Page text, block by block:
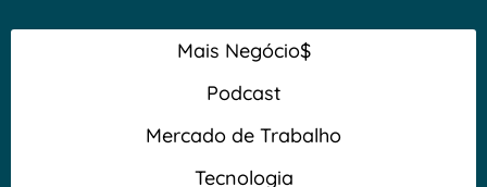
Mais Negócio$
Podcast
Mercado de Trabalho
Tecnologia